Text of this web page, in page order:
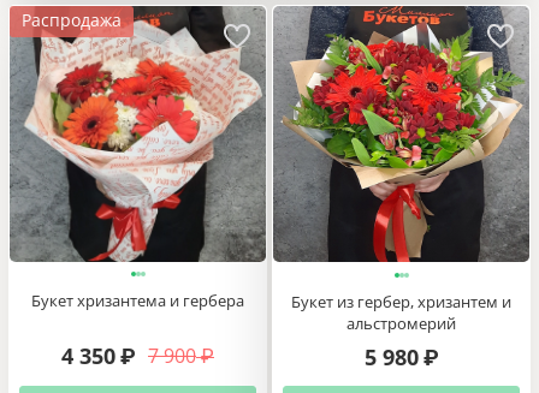
Распродажа
Букет хризантема и гербера
7 900 ₽
4 350₽
Букет из гербер, хризантем и
альстромерий
5 980 ₽